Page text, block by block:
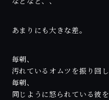
あまりにも大きな差。
毎朝、
汚れているオムツを振り回し
毎朝、
同じように怒られている彼を